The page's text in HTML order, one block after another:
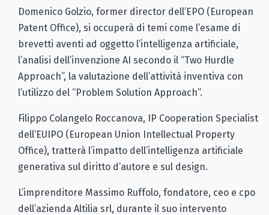
Domenico Golzio, former director dell’EPO (European
Patent Office), si occuperà di temi come l’esame di
brevetti aventi ad oggetto l’intelligenza artificiale,
l’analisi dell’invenzione AI secondo il “Two Hurdle
Approach”, la valutazione dell’attività inventiva con
l’utilizzo del “Problem Solution Approach”.
Filippo Colangelo Roccanova, IP Cooperation Specialist
dell’EUIPO (European Union Intellectual Property
Office), tratterà l’impatto dell’intelligenza artificiale
generativa sul diritto d’autore e sul design.
L’imprenditore Massimo Ruffolo, fondatore, ceo e cpo
dell’azienda Altilia srl, durante il suo intervento